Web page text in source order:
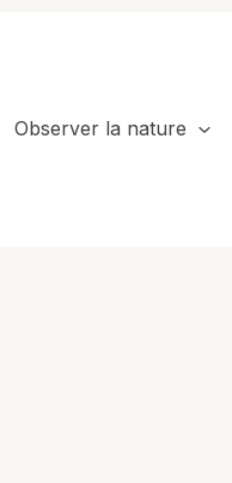
Observer la nature